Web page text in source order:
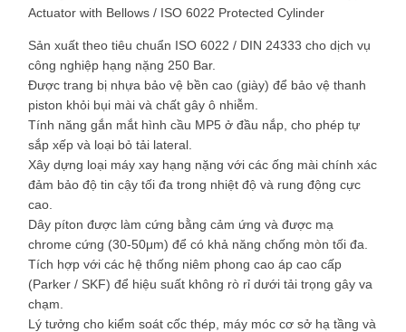
Actuator with Bellows / ISO 6022 Protected Cylinder
Sản xuất theo tiêu chuẩn ISO 6022 / DIN 24333 cho dịch vụ
công nghiệp hạng nặng 250 Bar.
Được trang bị nhựa bảo vệ bền cao (giày) để bảo vệ thanh
piston khỏi bụi mài và chất gây ô nhiễm.
Tính năng gắn mắt hình cầu MP5 ở đầu nắp, cho phép tự
sắp xếp và loại bỏ tải lateral.
Xây dựng loại máy xay hạng nặng với các ống mài chính xác
đảm bảo độ tin cậy tối đa trong nhiệt độ và rung động cực
cao.
Dây píton được làm cứng bằng cảm ứng và được mạ
chrome cứng (30-50μm) để có khả năng chống mòn tối đa.
Tích hợp với các hệ thống niêm phong cao áp cao cấp
(Parker / SKF) để hiệu suất không rò rỉ dưới tải trọng gây va
chạm.
Lý tưởng cho kiểm soát cốc thép, máy móc cơ sở hạ tầng và